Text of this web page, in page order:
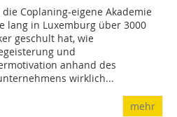
Coplaning-eigene Akademie
lang in Luxemburg über 3000
geschult hat, wie
und
anhand des
wirklich...
mehr